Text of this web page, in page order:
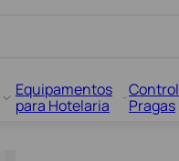
Equipamentos
para Hotelaria
Pragas